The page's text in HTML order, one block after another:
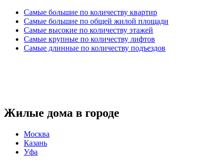
Самые большие по количеству квартир
Самые большие по общей жилой площади
Самые высокие по количеству этажей
Самые крупные по количеству лифтов
Самые длинные по количеству подъездов
Жилые дома в городе
Москва
Казань
Уфа